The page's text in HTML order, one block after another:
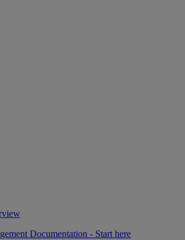
Documentation - Start here